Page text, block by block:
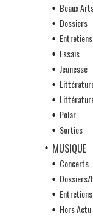
Beaux
Dossiers
Entretiens
Essais
Jeunesse
Polar
Sorties
MUSIQUE
Concerts
Dossiers/
Entretiens
Hors Actu